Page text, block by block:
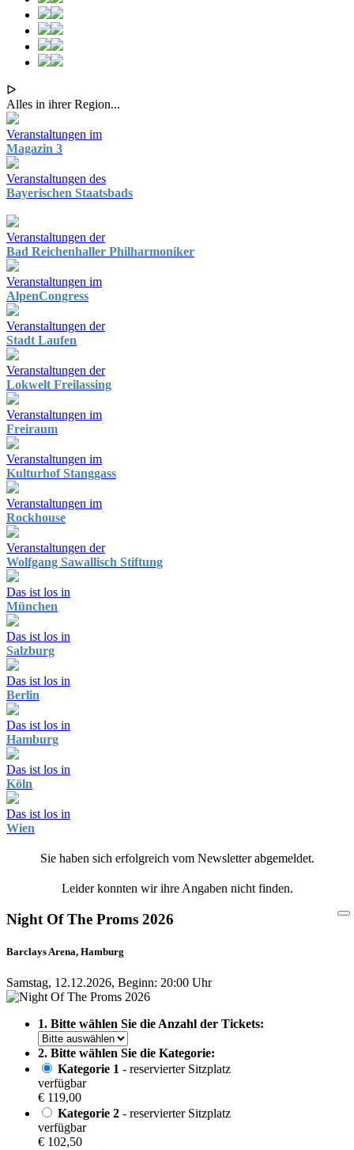
ᐅ
Alles in ihrer Region...
Veranstaltungen im
Magazin 3
Veranstaltungen des
Bayerischen Staatsbads
Veranstaltungen der
Bad Reichenhaller Philharmoniker
Veranstaltungen im
AlpenCongress
Veranstaltungen der
Stadt Laufen
Veranstaltungen der
Lokwelt Freilassing
Veranstaltungen im
Freiraum
Veranstaltungen im
Kulturhof Stanggass
Veranstaltungen im
Rockhouse
Veranstaltungen der
Wolfgang Sawallisch Stiftung
Das ist los in
München
Das ist los in
Salzburg
Das ist los in
Berlin
Das ist los in
Hamburg
Das ist los in
Köln
Das ist los in
Wien
Sie haben sich erfolgreich vom Newsletter abgemeldet.
Leider konnten wir ihre Angaben nicht finden.
Night Of The Proms 2026
Barclays Arena, Hamburg
Samstag, 12.12.2026, Beginn: 20:00 Uhr
1. Bitte wählen Sie die Anzahl der Tickets:
2. Bitte wählen Sie die Kategorie:
Kategorie 1 - reservierter Sitzplatz
verfügbar
€ 119,00
Kategorie 2 - reservierter Sitzplatz
verfügbar
€ 102,50